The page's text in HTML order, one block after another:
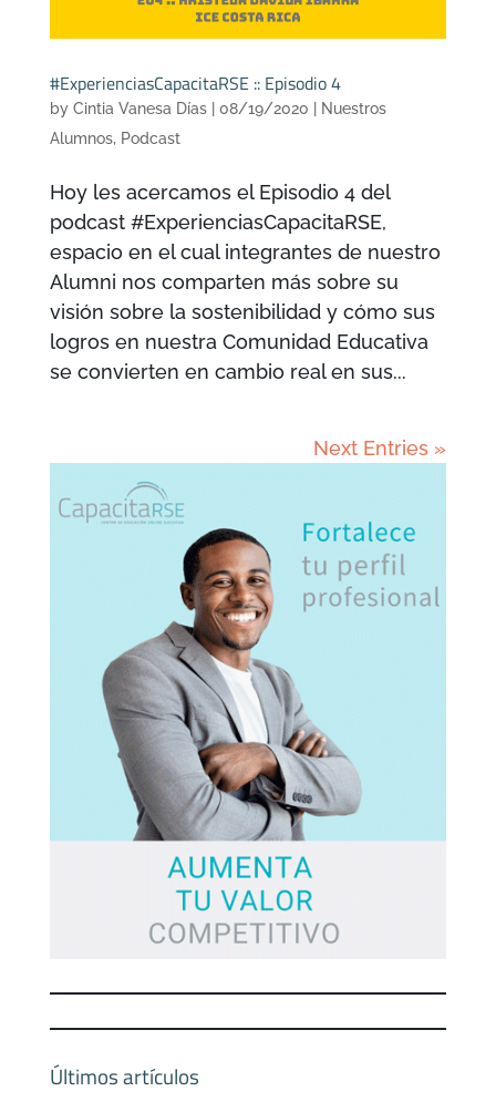
#ExperienciasCapacitaRSE :: Episodio 4
by Cintia Vanesa Días| 08/19/2020 | Nuestros
Alumnos, Podcast
Hoy les acercamos el Episodio 4 del
podcast #ExperienciasCapacitaRSE,
espacio en el cual integrantes de nuestro
Alumni nos comparten más sobre su
visión sobre la sostenibilidad y cómo sus
logros en nuestra Comunidad Educativa
se convierten en cambio real en sus...
Next Entries »
Últimos artículos